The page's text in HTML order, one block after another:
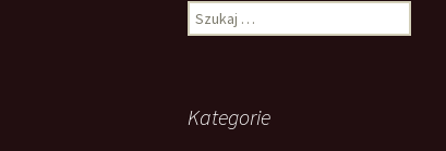
Szukaj:
Kategorie